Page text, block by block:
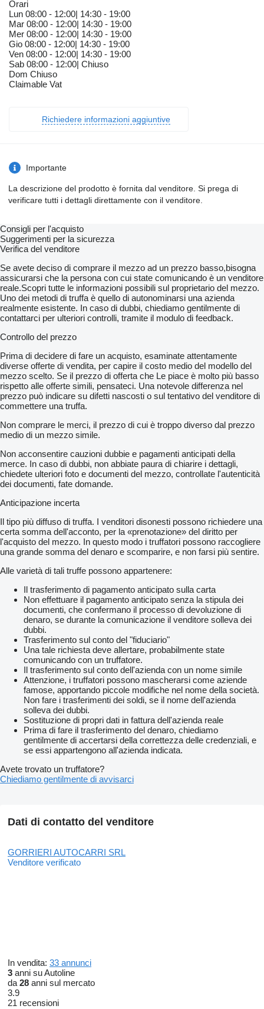
Orari
Lun 08:00 - 12:00| 14:30 - 19:00
Mar 08:00 - 12:00| 14:30 - 19:00
Mer 08:00 - 12:00| 14:30 - 19:00
Gio 08:00 - 12:00| 14:30 - 19:00
Ven 08:00 - 12:00| 14:30 - 19:00
Sab 08:00 - 12:00| Chiuso
Dom Chiuso
Claimable Vat
Richiedere informazioni aggiuntive
Importante
La descrizione del prodotto è fornita dal venditore. Si prega di
verificare tutti i dettagli direttamente con il venditore.
Consigli per l'acquisto
Suggerimenti per la sicurezza
Verifica del venditore
Se avete deciso di comprare il mezzo ad un prezzo basso,bisogna
assicurarsi che la persona con cui state comunicando è un venditore
reale.Scopri tutte le informazioni possibili sul proprietario del mezzo.
Uno dei metodi di truffa è quello di autonominarsi una azienda
realmente esistente. In caso di dubbi, chiediamo gentilmente di
contattarci per ulteriori controlli, tramite il modulo di feedback.
Controllo del prezzo
Prima di decidere di fare un acquisto, esaminate attentamente
diverse offerte di vendita, per capire il costo medio del modello del
mezzo scelto. Se il prezzo di offerta che Le piace è molto più basso
rispetto alle offerte simili, pensateci. Una notevole differenza nel
prezzo può indicare su difetti nascosti o sul tentativo del venditore di
commettere una truffa.
Non comprare le merci, il prezzo di cui è troppo diverso dal prezzo
medio di un mezzo simile.
Non acconsentire cauzioni dubbie e pagamenti anticipati della
merce. In caso di dubbi, non abbiate paura di chiarire i dettagli,
chiedete ulteriori foto e documenti del mezzo, controllate l'autenticità
dei documenti, fate domande.
Anticipazione incerta
Il tipo più diffuso di truffa. I venditori disonesti possono richiedere una
certa somma dell'acconto, per la «prenotazione» del diritto per
l'acquisto del mezzo. In questo modo i truffatori possono raccogliere
una grande somma del denaro e scomparire, e non farsi più sentire.
Alle varietà di tali truffe possono appartenere:
Il trasferimento di pagamento anticipato sulla carta
Non effettuare il pagamento anticipato senza la stipula dei
documenti, che confermano il processo di devoluzione di
denaro, se durante la comunicazione il venditore solleva dei
dubbi.
Trasferimento sul conto del "fiduciario"
Una tale richiesta deve allertare, probabilmente state
comunicando con un truffatore.
Il trasferimento sul conto dell'azienda con un nome simile
Attenzione, i truffatori possono mascherarsi come aziende
famose, apportando piccole modifiche nel nome della società.
Non fare i trasferimenti dei soldi, se il nome dell'azienda
solleva dei dubbi.
Sostituzione di propri dati in fattura dell'azienda reale
Prima di fare il trasferimento del denaro, chiediamo
gentilmente di accertarsi della correttezza delle credenziali, e
se essi appartengono all'azienda indicata.
Avete trovato un truffatore?
Chiediamo gentilmente di avvisarci
Dati di contatto del venditore
GORRIERI AUTOCARRI SRL
Venditore verificato
In vendita: 33 annunci
3 anni su Autoline
da 28 anni sul mercato
3.9
21 recensioni